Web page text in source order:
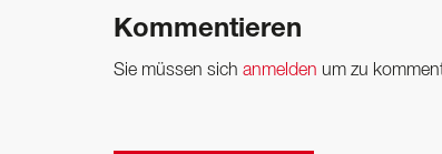
Kommentieren
Sie müssen sich anmelden um zu